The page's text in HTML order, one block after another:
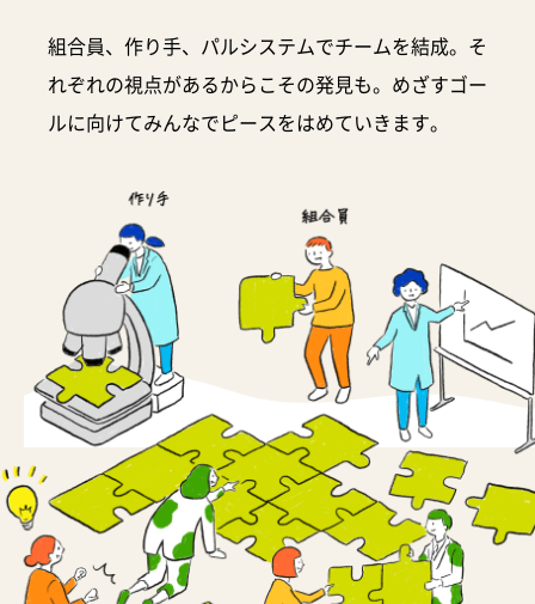
組合員、作り手、パルシステムでチームを結成。そ
れぞれの視点があるからこその発見も。めざすゴー
ルに向けてみんなでピースをはめていきます。